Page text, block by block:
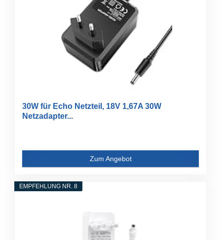
30W für Echo Netzteil, 18V 1,67A 30W
Netzadapter...
Zum Angebot
EMPFEHLUNG NR. 8